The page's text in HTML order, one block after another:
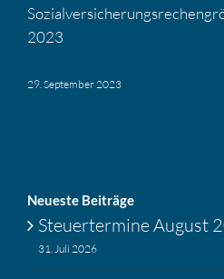
2023
29. September 2023
Neueste Beiträge
Steuer­ter­mine August
31. Juli 2026